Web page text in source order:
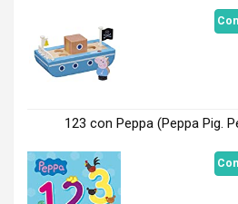
123 con Peppa (Peppa Pig.